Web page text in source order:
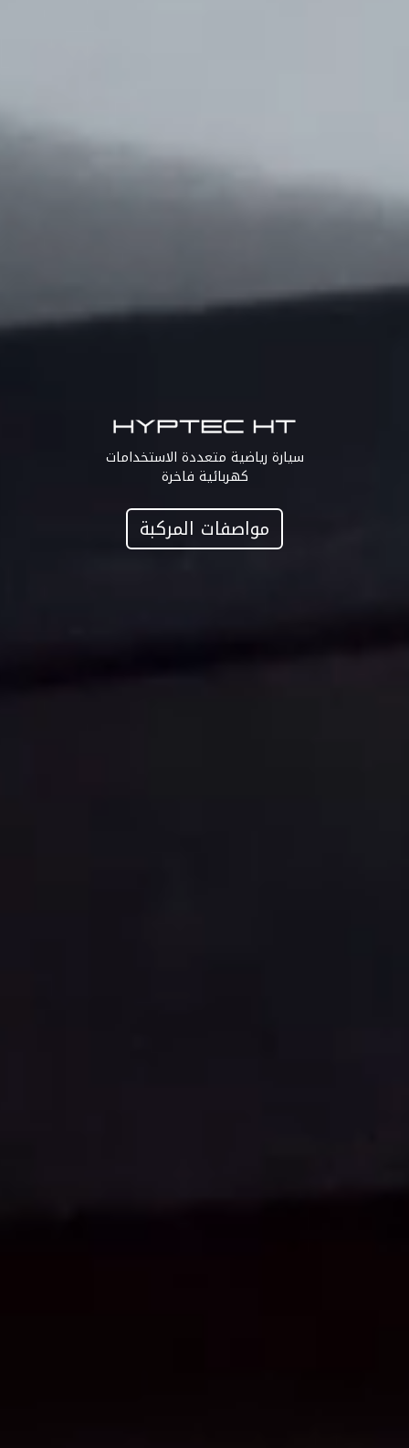
سيارة رياضية متعددة الاستخدامات
كهربائية فاخرة
مواصفات المركبة